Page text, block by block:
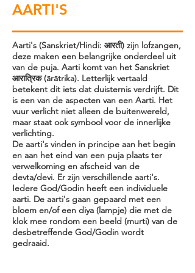
AARTI'S
Aarti's (Sanskriet/Hindi: आरती) zijn lofzangen,
deze maken een belangrijke onderdeel uit
van de puja. Aarti komt van het Sanskriet
आरात्रिक (ārātrika). Letterlijk vertaald
betekent dit iets dat duisternis verdrijft. Dit
is een van de aspecten van een Aarti. Het
vuur verlicht niet alleen de buitenwereld,
maar staat ook symbool voor de innerlijke
verlichting.
De aarti's vinden in principe aan het begin
en aan het eind van een puja plaats ter
verwelkoming en afscheid van de
devta/devi. Er zijn verschillende aarti's.
Iedere God/Godin heeft een individuele
aarti. De aarti's gaan gepaard met een
bloem en/of een diya (lampje) die met de
klok mee rondom een beeld (murti) van de
desbetreffende God/Godin wordt
gedraaid.